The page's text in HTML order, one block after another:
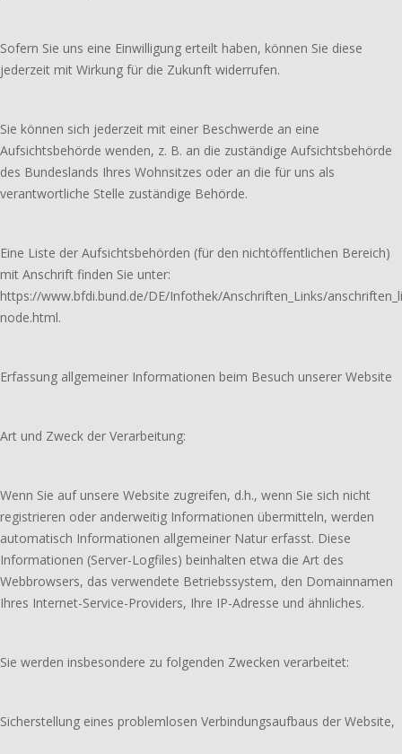
Sofern Sie uns eine Einwilligung erteilt haben, können Sie diese
jederzeit mit Wirkung für die Zukunft widerrufen.
Sie können sich jederzeit mit einer Beschwerde an eine
Aufsichtsbehörde wenden, z. B. an die zuständige Aufsichtsbehörde
des Bundeslands Ihres Wohnsitzes oder an die für uns als
verantwortliche Stelle zuständige Behörde.
Eine Liste der Aufsichtsbehörden (für den nichtöffentlichen Bereich)
mit Anschrift finden Sie unter:
https://www.bfdi.bund.de/DE/Infothek/Anschriften_Links/
node.html.
Erfassung allgemeiner Informationen beim Besuch unserer Website
Art und Zweck der Verarbeitung:
Wenn Sie auf unsere Website zugreifen, d.h., wenn Sie sich nicht
registrieren oder anderweitig Informationen übermitteln, werden
automatisch Informationen allgemeiner Natur erfasst. Diese
Informationen (Server-Logfiles) beinhalten etwa die Art des
Webbrowsers, das verwendete Betriebssystem, den Domainnamen
Ihres Internet-Service-Providers, Ihre IP-Adresse und ähnliches.
Sie werden insbesondere zu folgenden Zwecken verarbeitet:
Sicherstellung eines problemlosen Verbindungsaufbaus der Website,